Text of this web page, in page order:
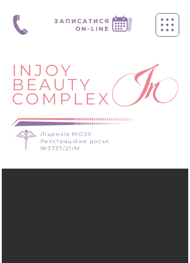
ЗАПИСАТИСЯ
ON-LINE
INJOY
BEAUTY
COMPLEX
Ліцензія МОЗУ
Реєстраційне досьє
№3737/21/М